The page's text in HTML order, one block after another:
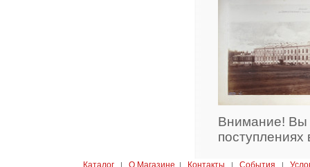
Внимание! Вы
Каталог| О Магазине | Контакты | События |